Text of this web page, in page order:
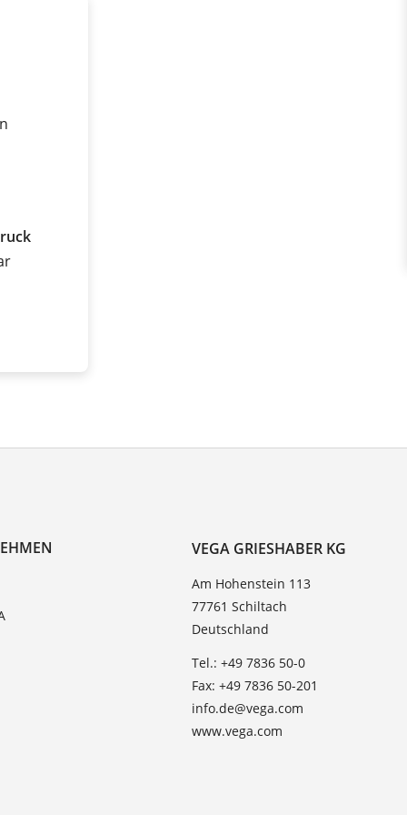
VEGA GRIESHABER KG
Am Hohenstein 113
77761 Schiltach
Deutschland
Tel.: +49 7836 50-0
Fax: +49 7836 50-201
info.de@vega.com
www.vega.com